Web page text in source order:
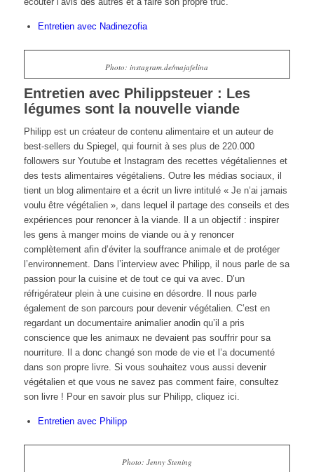
Entretien avec Nadinezofia
Photo: instagram.de/majafelina
Entretien avec Philippsteuer : Les
légumes sont la nouvelle viande
Philipp est un créateur de contenu alimentaire et un auteur de
best-sellers du Spiegel, qui fournit à ses plus de 220.000
followers sur Youtube et Instagram des recettes végétaliennes et
des tests alimentaires végétaliens. Outre les médias sociaux, il
tient un blog alimentaire et a écrit un livre intitulé « Je n’ai jamais
voulu être végétalien », dans lequel il partage des conseils et des
expériences pour renoncer à la viande. Il a un objectif : inspirer
les gens à manger moins de viande ou à y renoncer
complètement afin d’éviter la souffrance animale et de protéger
l’environnement. Dans l’interview avec Philipp, il nous parle de sa
passion pour la cuisine et de tout ce qui va avec. D’un
réfrigérateur plein à une cuisine en désordre. Il nous parle
également de son parcours pour devenir végétalien. C’est en
regardant un documentaire animalier anodin qu’il a pris
conscience que les animaux ne devaient pas souffrir pour sa
nourriture. Il a donc changé son mode de vie et l’a documenté
dans son propre livre. Si vous souhaitez vous aussi devenir
végétalien et que vous ne savez pas comment faire, consultez
son livre ! Pour en savoir plus sur Philipp, cliquez ici.
Entretien avec Philipp
Photo: Jenny Stening